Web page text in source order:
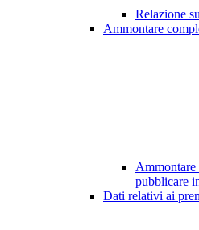
Relazione
Ammontare
Ammontare
pubblicare
Dati relativi ai